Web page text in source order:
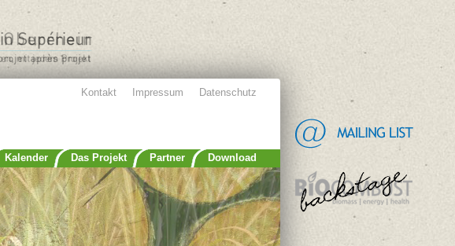
Kalender Das Projekt Partner Download
Kontakt Impressum Datenschutz